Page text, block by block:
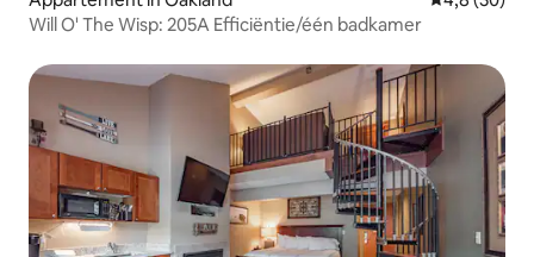
Will O' The Wisp: 205A Efficiëntie/één badkamer